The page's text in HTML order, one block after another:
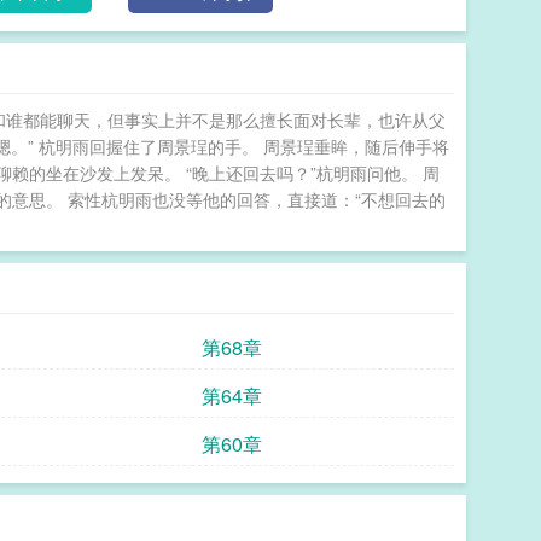
都能聊天，但事实上并不是那么擅长面对长辈，也许从父
” 杭明雨回握住了周景珵的手。 周景珵垂眸，随后伸手将
的坐在沙发上发呆。 “晚上还回去吗？”杭明雨问他。 周
思。 索性杭明雨也没等他的回答，直接道：“不想回去的
第68章
第64章
第60章